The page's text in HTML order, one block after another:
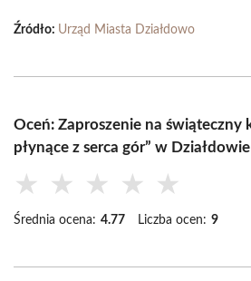
Źródło: Urząd Miasta Działdowo
Oceń: Zaproszenie na świąteczny
płynące z serca gór” w Działdowie
★ ★ ★ ★ ★
Średnia ocena: 4.77 Liczba ocen: 9